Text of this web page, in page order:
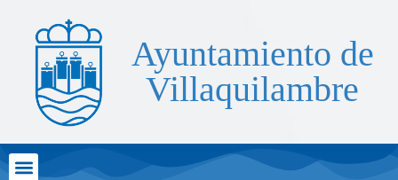
Ayuntamiento de
Villaquilambre